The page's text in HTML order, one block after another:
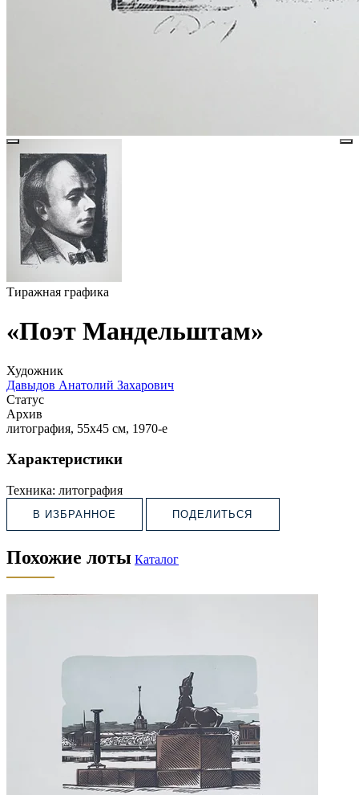
Тиражная графика
«Поэт Мандельштам»
Художник
Давыдов Анатолий Захарович
Статус
Архив
литография, 55х45 см, 1970-е
Характеристики
Техника: литография
В ИЗБРАННОЕ ПОДЕЛИТЬСЯ
Похожие лоты Каталог